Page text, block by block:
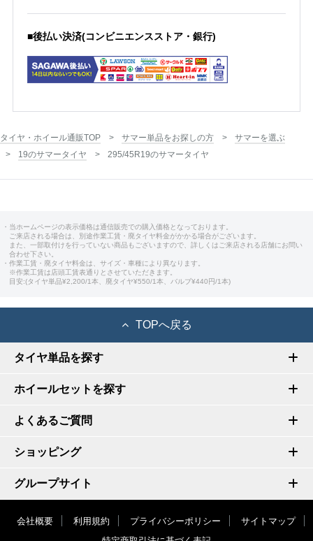
■後払い決済(コンビニエンスストア・銀行)
タイヤ・ホイール通販TOP サマー単品をお探しの方
サマーを選ぶ
19のサマータイヤ
295/45R19のサマータイヤ
・当ホームページの表示価格は通信販売での購入価格となっております。
ご来店される場合は、別途作業工賃・廃タイヤ料金がかかる場合がございます。
また、一部取付けを行っていない商品もございますので、詳しくはご来店される店舗にお問い
合わせ下さい。
・作業工賃・廃タイヤ料金は、サイズ・車種により異なります。
※作業工賃は店頭工賃表通りとさせていただきます。
目安:(タイヤ単品¥2,200/1本、廃タイヤ¥550/1本、バルブ¥440円/1本)
TOPへ戻る
タイヤ単品を探す
ホイールセットを探す
よくあるご質問
ショッピング
グループサイト
会社概要 利用規約 プライバシーポリシー
サイトマップ